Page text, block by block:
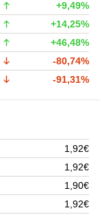
+9,49%
+14,25%
+46,48%
-80,74%
-91,31%
1,92€
1,92€
1,90€
1,92€